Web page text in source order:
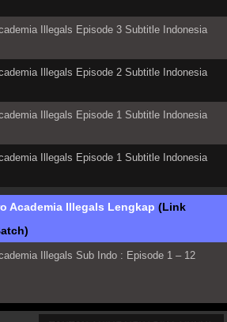
Illegals Episode 3 Subtitle Indonesia
Illegals Episode 2 Subtitle Indonesia
Illegals Episode 1 Subtitle Indonesia
Illegals Episode 1 Subtitle Indonesia
Academia Illegals Lengkap (Link
Illegals Sub Indo : Episode 1 – 12